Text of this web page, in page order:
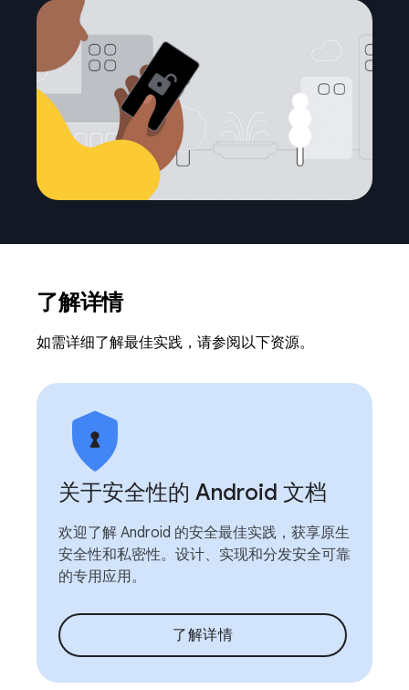
了解详情
如需详细了解最佳实践，请参阅以下资源。
关于安全性的 Android 文档
欢迎了解 Android 的安全最佳实践，获享原生
安全性和私密性。设计、实现和分发安全可靠
的专用应用。
了解详情